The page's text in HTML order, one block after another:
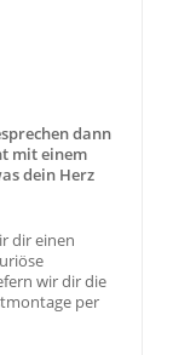
dann
mit einem
dein Herz
dir einen
wir dir die
per